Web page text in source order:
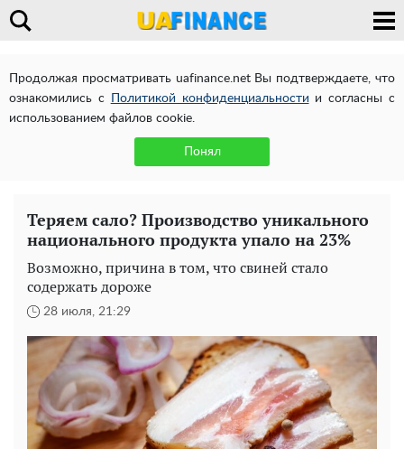
Продолжая просматривать uafinance.net Вы подтверждаете, что
ознакомились с
Политикой конфиденциальности и согласны с
использованием файлов cookie.
Понял
Теряем сало? Производство уникального
национального продукта упало на 23%
Возможно, причина в том, что свиней стало
содержать дороже
28 июля, 21:29